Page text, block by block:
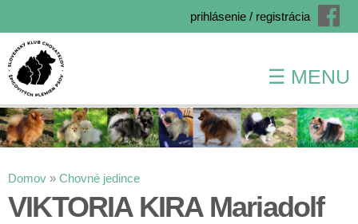
Skočiť
na
hlavný
prihlásenie / registrácia
☰ MENU
Nachádzate sa tu
Domov » Chovné jedince
VIKTORIA KIRA Mariadolf